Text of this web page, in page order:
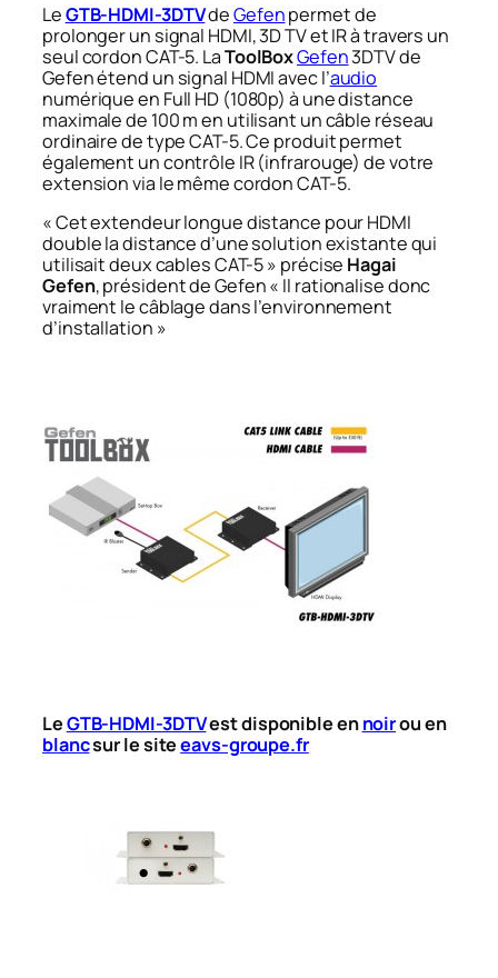
LeGTB-HDMI-3DTVdeGefenpermet de
prolonger un signal HDMI, 3D TV et IR à travers un
seul cordon CAT-5. LaToolBoxGefen3DTV de
Gefen étend un signal HDMI avec l’audio
numérique en Full HD (1080p) à une distance
maximale de 100 m en utilisant un câble réseau
ordinaire de type CAT-5. Ce produit permet
également un contrôle IR (infrarouge) de votre
extension via le même cordon CAT-5.
« Cet extendeur longue distance pour HDMI
double la distance d’une solution existante qui
utilisait deux cables CAT-5 » précise Hagai
Gefen, président de Gefen« Il rationalise donc
vraiment le câblage dans l’environnement
d’installation »
LeGTB-HDMI-3DTVest disponible ennoirou en
blancsur le siteeavs-groupe.fr